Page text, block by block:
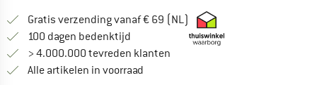
Gratis verzending vanaf € 69 (NL) Vind hier de
100 dagen bedenktijd Vind de betalingsinformatie hier!
> 4.000.000 tevreden klanten
Alle artikelen in voorraad